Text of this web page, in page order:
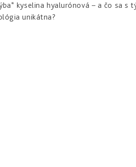
kyselina hyalurónová – a čo sa s
unikátna?